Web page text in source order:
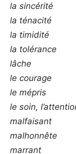
la sincérité
la ténacité
la timidité
la tolérance
lâche
le courage
le mépris
le soin,
malfaisant
malhonnête
marrant